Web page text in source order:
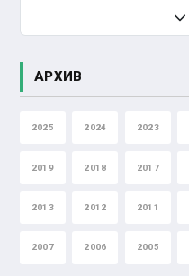
АРХИВ
2025 2024 2023
2019 2018 2017
2013 2012 2011
2007 2006 2005